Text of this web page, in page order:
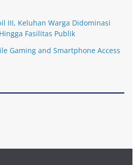
III, Keluhan Warga Didominasi
Fasilitas Publik
Gaming and Smartphone Access